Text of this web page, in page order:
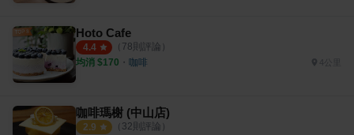
Hoto Cafe
4.4 （ 78則評論）
均消 $170 ・ 咖啡 4公里
咖啡瑪榭 (中山店)
2.9 （ 32則評論）